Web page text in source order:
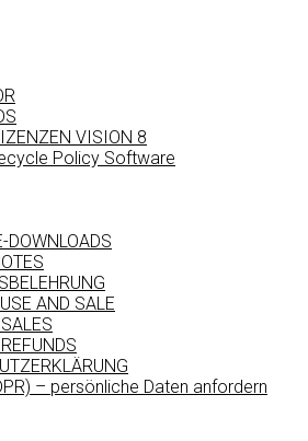
VISION 8
Policy Software
DOWNLOADS
AND SALE
– persönliche Daten anfordern